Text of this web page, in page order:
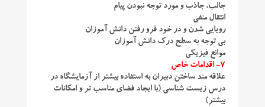
جالب، جاذب و مورد توجه نبودن پیام
انتقال منفی
رویایی شدن و در خود فرو رفتن دانش آموزان
بی توجه به سطح درک دانش آموزان
موانع فیزیکی
۷- اقدامات خاص
علاقه مند ساختن دبیران به استفاده بیشتر از آزمایشگاه در
درس زیست شناسی (با ایجاد فضای مناسب تر و امکانات
بیشتر)